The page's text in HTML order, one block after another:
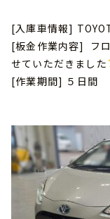
[入庫車情報]
[板金作業内容] フ
せていただきました
[作業期間] ５日間